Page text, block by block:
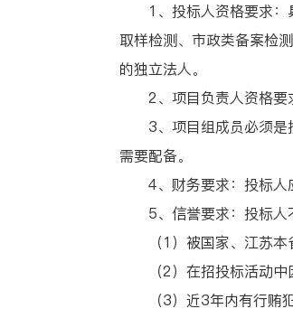
1、投标人资格要求：具
取样检测、市政类备案检
的独立法人。
2、项目负责人资格要求
3、项目组成员必须是投
需要配备。
4、财务要求：投标人应
5、信誉要求：投标人
（1）被国家、江苏本省
（2）在招投标活动中因
（3）近3年内有行贿犯